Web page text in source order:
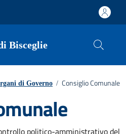
Bisceglie
di Governo / Consiglio Comunale
politico-amministrativo del